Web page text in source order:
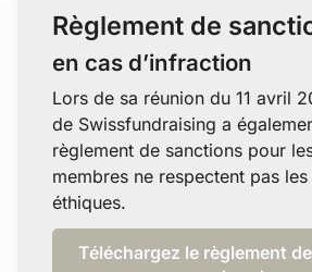
Règlement de
en cas d’infraction
Lors de sa réunion du 11 avril
de Swissfundraising a
règlement de sanctions pour
membres ne respectent pas
éthiques.
Téléchargez le règlement